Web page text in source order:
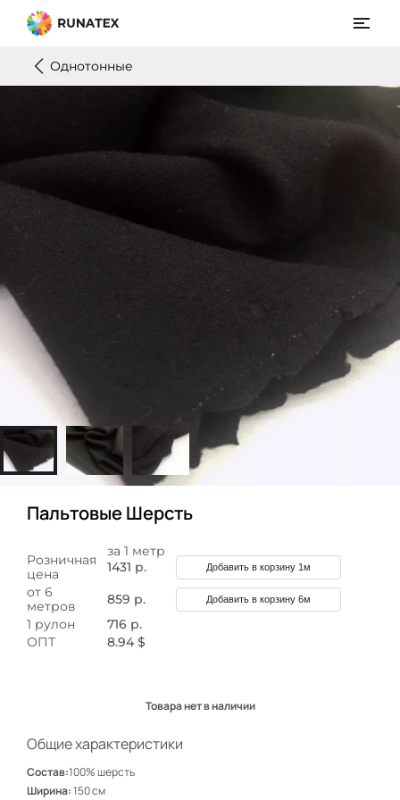
Однотонные
Пальтовые Шерсть
Общие характеристики
Состав:100% шерсть
Ширина:150 см
за 1 метр
Розничная
цена
1431 р. Добавить в корзину 1м
от 6
метров
859 р. Добавить в корзину 6м
1 рулон
716 р.
ОПТ
8.94 $
Товара нет в наличии